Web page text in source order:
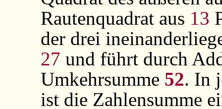
Rautenquadrat aus 13
der drei
27 und führt durch
Umkehrsumme 52. In
ist die Zahlensumme